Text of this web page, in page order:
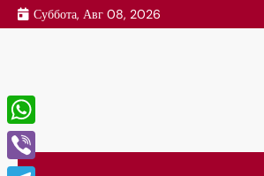
Перейти
к
Суббота, Авг 08, 2026
WhatsApp